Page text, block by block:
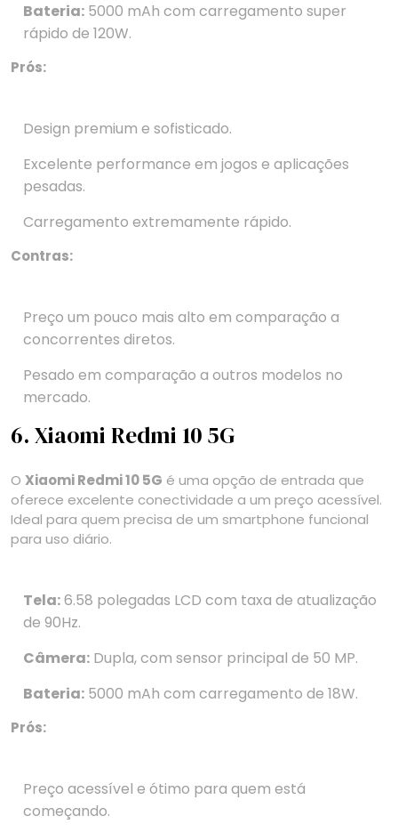
Bateria: 5000 mAh com carregamento super
rápido de 120W.
Prós:
Design premium e sofisticado.
Excelente performance em jogos e aplicações
pesadas.
Carregamento extremamente rápido.
Contras:
Preço um pouco mais alto em comparação a
concorrentes diretos.
Pesado em comparação a outros modelos no
mercado.
6. Xiaomi Redmi 10 5G
O Xiaomi Redmi 10 5G é uma opção de entrada que
oferece excelente conectividade a um preço acessível.
Ideal para quem precisa de um smartphone funcional
para uso diário.
Tela:6.58 polegadas LCD com taxa de atualização
de 90Hz.
Câmera: Dupla, com sensor principal de 50 MP.
Bateria: 5000 mAh com carregamento de 18W.
Prós:
Preço acessível e ótimo para quem está
começando.